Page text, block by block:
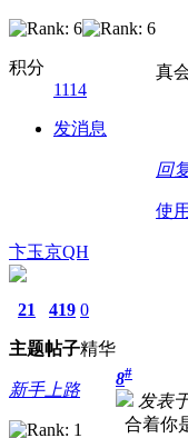
积分
1114
发消息
真
回
使
卞玉京QH
21
主题
419
帖子
0
精华
新手上路
8#
发表
合着你